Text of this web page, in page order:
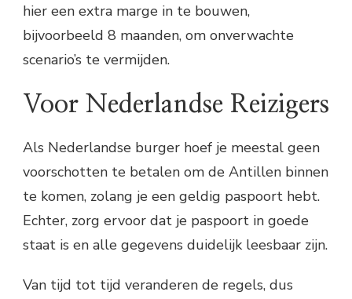
hier een extra marge in te bouwen,
bijvoorbeeld 8 maanden, om onverwachte
scenario’s te vermijden.
Voor Nederlandse Reizigers
Als Nederlandse burger hoef je meestal geen
voorschotten te betalen om de Antillen binnen
te komen, zolang je een geldig paspoort hebt.
Echter, zorg ervoor dat je paspoort in goede
staat is en alle gegevens duidelijk leesbaar zijn.
Van tijd tot tijd veranderen de regels, dus